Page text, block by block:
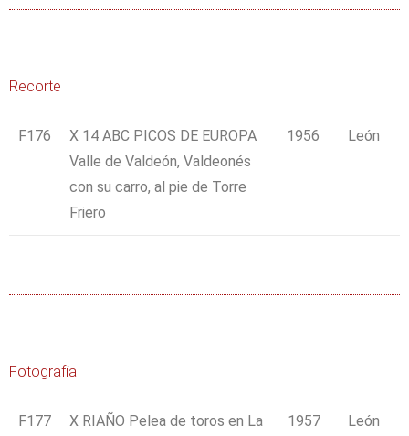
Recorte
F176
X 14 ABC PICOS DE EUROPA
Valle de Valdeón, Valdeonés
con su carro, al pie de Torre
Friero
1956 León
Fotografía
F177
X RIAÑO Pelea de toros en La
1957 León